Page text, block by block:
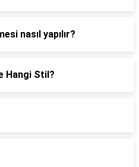
nasıl yapılır?
Hangi Stil?